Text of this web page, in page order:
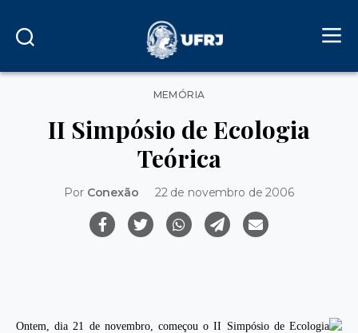
Categorias
MEMÓRIA
II Simpósio de Ecologia
Teórica
Por Conexão 22 de novembro de 2006
Ontem, dia 21 de novembro, começou o II Simpósio de Ecologia